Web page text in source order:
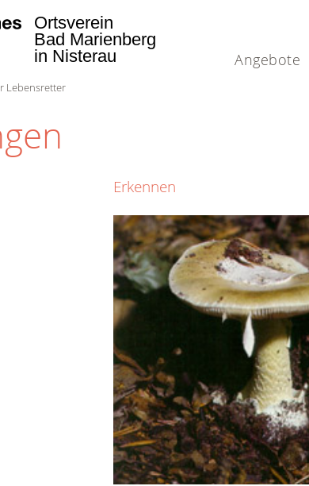
Angebote
Ortsverein
Bad Marienberg
in Nisterau
Lebensretter
Erkennen